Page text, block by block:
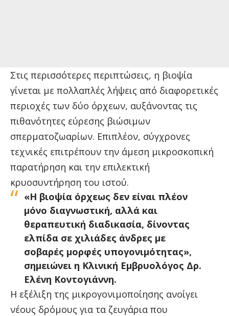
Στις περισσότερες περιπτώσεις, η βιοψία
γίνεται με πολλαπλές λήψεις από διαφορετικές
περιοχές των δύο όρχεων, αυξάνοντας τις
πιθανότητες εύρεσης βιώσιμων
σπερματοζωαρίων. Επιπλέον, σύγχρονες
τεχνικές επιτρέπουν την άμεση μικροσκοπική
παρατήρηση και την επιλεκτική
κρυοσυντήρηση του ιστού.
«Η βιοψία όρχεως δεν είναι πλέον
μόνο διαγνωστική, αλλά και
θεραπευτική διαδικασία, δίνοντας
ελπίδα σε χιλιάδες άνδρες με
σοβαρές μορφές υπογονιμότητας»,
σημειώνει η Κλινική Εμβρυολόγος Δρ.
Ελένη Κοντογιάννη.
Η εξέλιξη της μικρογονιμοποίησης ανοίγει
νέους δρόμους για τα ζευγάρια που